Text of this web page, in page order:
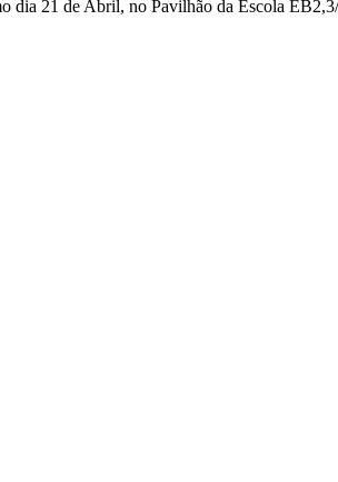
21 de Abril, no Pavilhão da Escola EB2,3/